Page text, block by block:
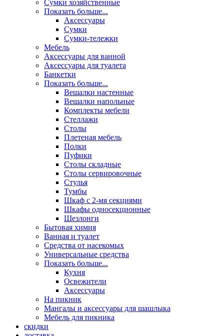
Сумки хозяйственные
Показать больше...
Аксессуары
Сумки
Сумки-тележки
Мебель
Аксессуары для ванной
Аксессуары для туалета
Банкетки
Показать больше...
Вешалки настенные
Вешалки напольные
Комплекты мебели
Стеллажи
Столы
Плетеная мебель
Полки
Пуфики
Столы складные
Столы сервировочные
Стулья
Тумбы
Шкаф с 2-мя секциями
Шкафы односекционные
Шезлонги
Бытовая химия
Ванная и туалет
Средства от насекомых
Универсальные средства
Показать больше...
Кухня
Освежители
Аксессуары
На пикник
Мангалы и аксессуары для шашлыка
Мебель для пикника
скидки